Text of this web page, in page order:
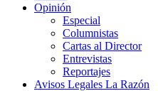
Opinión
Especial
Columnistas
Cartas al Director
Entrevistas
Reportajes
Avisos Legales La Razón